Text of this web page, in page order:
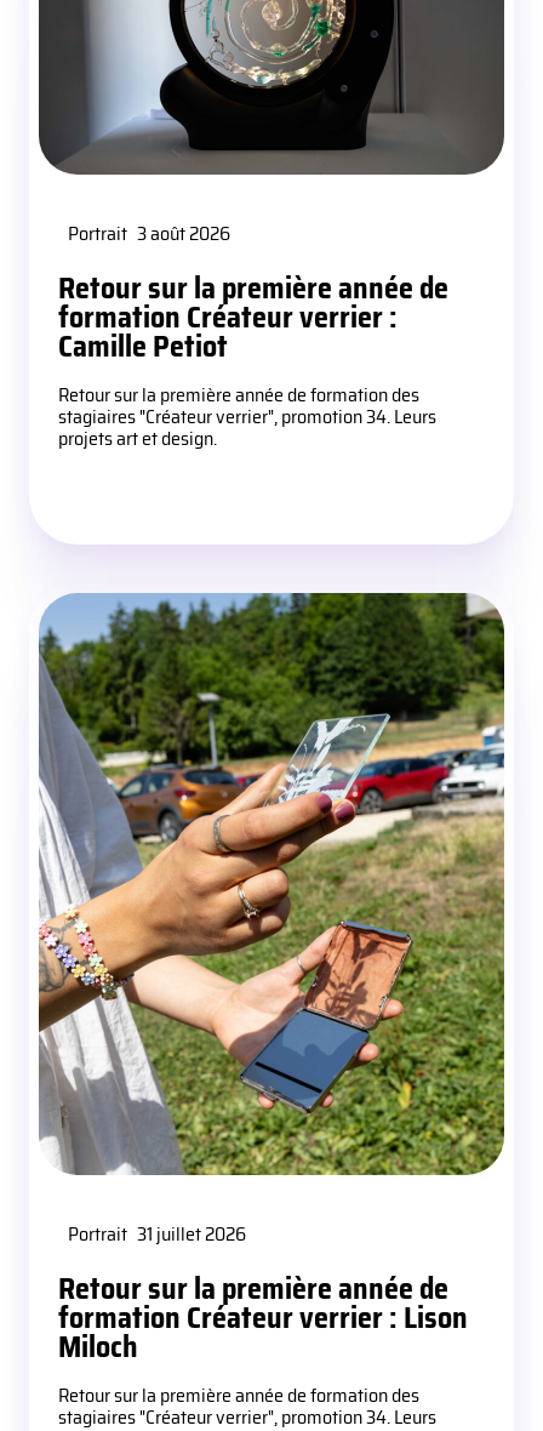
Portrait 3 août 2026
Retour sur la première année de
formation Créateur verrier :
Camille Petiot
Retour sur la première année de formation des
stagiaires "Créateur verrier", promotion 34. Leurs
projets art et design.
Portrait 31 juillet 2026
Retour sur la première année de
formation Créateur verrier : Lison
Miloch
Retour sur la première année de formation des
stagiaires "Créateur verrier", promotion 34. Leurs